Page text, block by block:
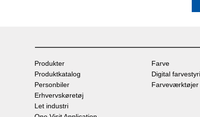
Produkter
Produktkatalog
Personbiler
Erhvervskøretøj
Let industri
Farve
Digital
Farveværktøjer